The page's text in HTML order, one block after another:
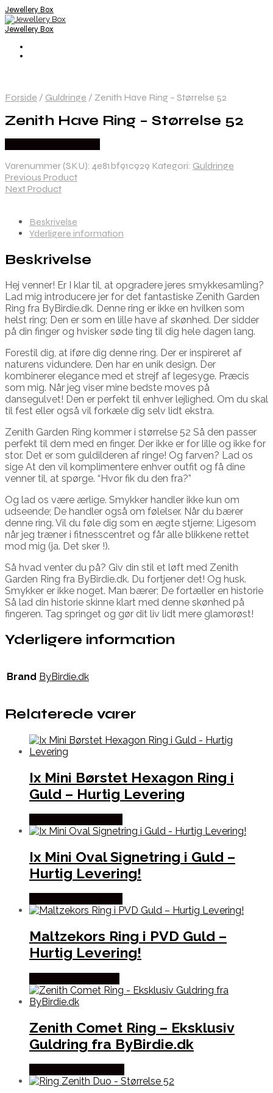
Jewellery Box
Jewellery Box
Forside / Guldringe / Zenith Have Ring – Størrelse 52
Zenith Have Ring – Størrelse 52
Varenummer (SKU): 4e81bf91c929 Kategori: Guldringe
Previous Product
Next Product
Beskrivelse
Yderligere information
Beskrivelse
Hej venner! Er I klar til, at opgradere jeres smykkesamling?
Lad mig introducere jer for det fantastiske Zenith Garden
Ring fra ByBirdie.dk. Denne ring er ikke en hvilken som
helst ring; Den er som en lille have af skønhed. Der sidder
på din finger og hvisker søde ting til dig hele dagen lang.
Forestil dig, at iføre dig denne ring. Der er inspireret af
naturens vidundere. Den har en unik design. Der
kombinerer elegance med et strejf af legesyge. Præcis
som mig. Når jeg viser mine bedste moves på
dansegulvet! Den er perfekt til enhver lejlighed. Om du skal
til fest eller også vil forkæle dig selv lidt ekstra.
Zenith Garden Ring kommer i størrelse 52 Så den passer
perfekt til dem med en finger. Der ikke er for lille og ikke for
stor. Det er som guldilderen af ringe! Og farven? Lad os
sige At den vil komplimentere enhver outfit og få dine
venner til, at spørge. “Hvor fik du den fra?”
Og lad os være ærlige. Smykker handler ikke kun om
udseende; De handler også om følelser. Når du bærer
denne ring. Vil du føle dig som en ægte stjerne; Ligesom
når jeg træner i fitnesscentret og får alle blikkene rettet
mod mig (ja. Det sker !).
Så hvad venter du på? Giv din stil et løft med Zenith
Garden Ring fra ByBirdie.dk. Du fortjener det! Og husk.
Smykker er ikke noget. Man bærer; De fortæller en historie
Så lad din historie skinne klart med denne skønhed på
fingeren. Tag springet og gør dit liv lidt mere glamorøst!
Yderligere information
Brand ByBirdie.dk
Relaterede varer
Ix Mini Børstet Hexagon Ring i
Guld – Hurtig Levering
Ix Mini Oval Signetring i Guld –
Hurtig Levering!
Maltzekors Ring i PVD Guld –
Hurtig Levering!
Zenith Comet Ring – Eksklusiv
Guldring fra ByBirdie.dk